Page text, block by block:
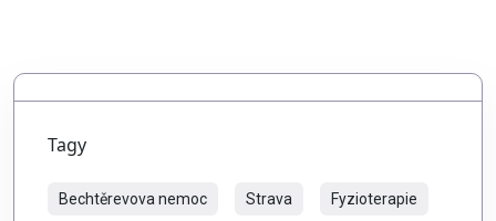
Tagy
Bechtěrevova nemoc Strava Fyzioterapie